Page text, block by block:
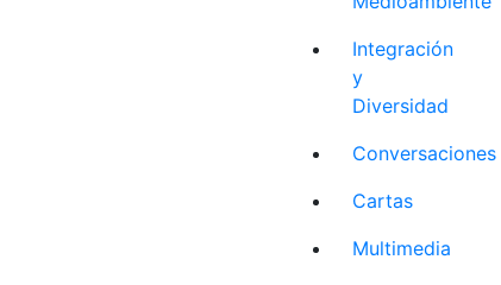
Integración
y
Diversidad
Conversaciones
Cartas
Multimedia